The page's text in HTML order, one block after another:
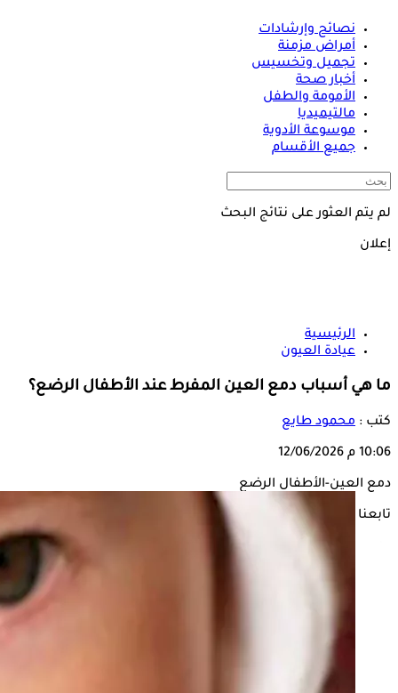
نصائح وإرشادات
أمراض مزمنة
تجميل وتخسيس
أخبار صحة
الأمومة والطفل
مالتيميديا
موسوعة الأدوية
جميع الأقسام
لم يتم العثور على نتائج البحث
إعلان
الرئيسية
عيادة العيون
ما هي أسباب دمع العين المفرط عند الأطفال الرضع؟
كتب : محمود طايع
10:06 م 12/06/2026
دمع العين-الأطفال الرضع
تابعنا على